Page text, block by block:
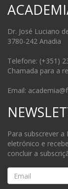
Dr. José Luciano
3780-242 Anadia
Telefone: (+351)
Chamada para a
Email:
Para subscrever
eletrónico e
concluir a
Email